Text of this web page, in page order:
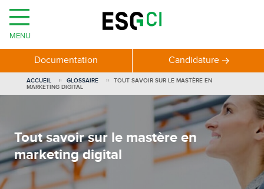
Tout savoir sur le mastère en
marketing digital
ACCUEIL GLOSSAIRE
TOUT SAVOIR SUR LE MASTÈRE EN
MARKETING DIGITAL
MENU
Documentation Candidature